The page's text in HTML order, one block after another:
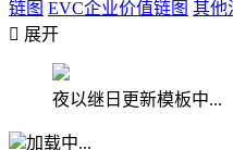
链图 EVC企业价值链图 其他
 展开
夜以继日更新模板中...
加载中...